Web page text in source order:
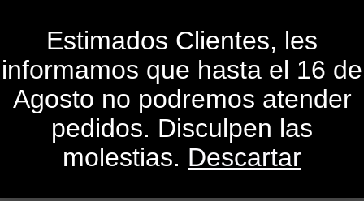
Estimados Clientes, les
informamos que hasta el 16 de
Agosto no podremos atender
pedidos. Disculpen las
molestias. Descartar